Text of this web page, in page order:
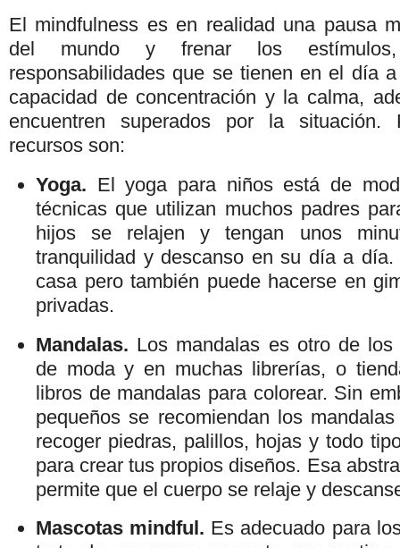
El mindfulness es en realidad una pausa
del mundo y frenar los
responsabilidades que se tienen en el día
capacidad de concentración y la calma,
encuentren superados por la situación.
recursos son:
Yoga. El yoga para niños está de
técnicas que utilizan muchos padres
hijos se relajen y tengan unos
tranquilidad y descanso en su día a
casa pero también puede hacerse en
privadas.
Mandalas. Los mandalas es otro de
de moda y en muchas librerías, o
libros de mandalas para colorear. Sin
pequeños se recomiendan los
recoger piedras, palillos, hojas y todo
para crear tus propios diseños. Esa
permite que el cuerpo se relaje y
Mascotas mindful. Es adecuado para